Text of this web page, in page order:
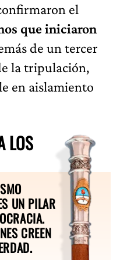
el
que iniciaron
de un tercer
la tripulación,
en aislamiento
LOS
UN PILAR
CREEN